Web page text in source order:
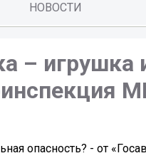
НОВОСТИ
– игрушка
опасность? - от